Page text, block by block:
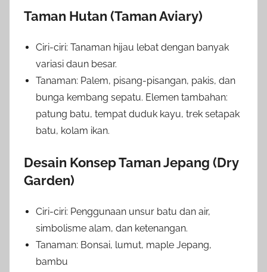
Taman Hutan (Taman Aviary)
Ciri-ciri: Tanaman hijau lebat dengan banyak
variasi daun besar.
Tanaman: Palem, pisang-pisangan, pakis, dan
bunga kembang sepatu. Elemen tambahan:
patung batu, tempat duduk kayu, trek setapak
batu, kolam ikan.
Desain Konsep Taman Jepang (Dry
Garden)
Ciri-ciri: Penggunaan unsur batu dan air,
simbolisme alam, dan ketenangan.
Tanaman: Bonsai, lumut, maple Jepang,
bambu